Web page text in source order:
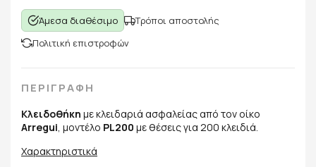
Άμεσα διαθέσιμο
Τρόποι αποστολής
Πολιτική επιστροφών
ΠΕΡΙΓΡΑΦΗ
Κλειδοθήκη με κλειδαριά ασφαλείας από τον οίκο
Arregui, μοντέλο PL200 με θέσεις για 200 κλειδιά.
Χαρακτηριστικά